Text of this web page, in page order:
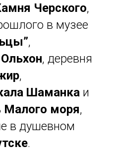
Черского,
в музее
,
Ольхон, деревня
,
Шаманкаи
Малого моря,
в душевном
.